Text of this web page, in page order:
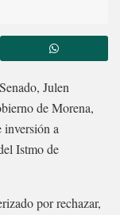
Julen
de Morena,
a
Istmo de
por rechazar,